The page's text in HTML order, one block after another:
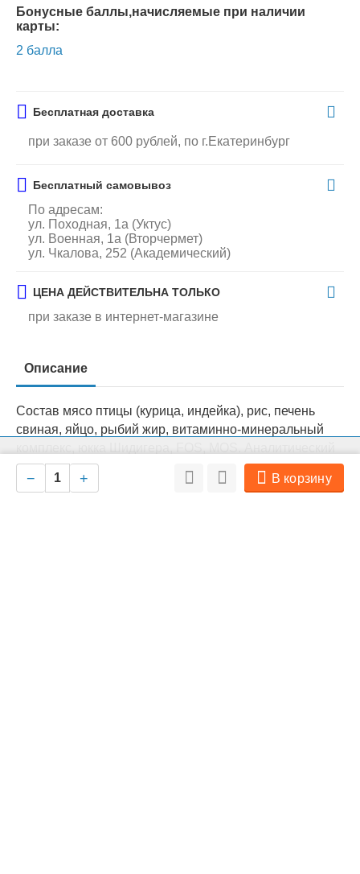
Бонусные баллы,начисляемые при наличии
карты:
2 балла
+
− В корзину
Бесплатная доставка
при заказе от 600 рублей, по г.Екатеринбург
Бесплатный самовывоз
По адресам:
ул. Походная, 1а (Уктус)
ул. Военная, 1а (Вторчермет)
ул. Чкалова, 252 (Академический)
ЦЕНА ДЕЙСТВИТЕЛЬНА ТОЛЬКО
при заказе в интернет-магазине
Описание
Состав мясо птицы (курица, индейка), рис, печень
свиная, яйцо, рыбий жир, витаминно-минеральный
состав Сырой протеин 6,5%, сырой жир 2%, сырая
клетчатка 0,45%, сырая зола 1,6%, кальций 0,3%,
технического характера. Совершая любые действия на сайте, вы
соглашаетесь с политикой обработки персональных данных
Ок